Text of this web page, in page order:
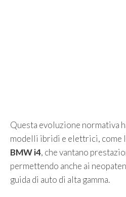
Questa evoluzione normativa
modelli ibridi e elettrici, come
BMW i4, che vantano
permettendo anche ai
guida di auto di alta gamma.